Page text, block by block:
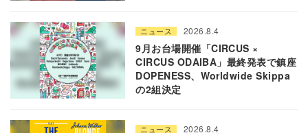
ニュース 2026.8.4
9月お台場開催「CIRCUS ×
CIRCUS ODAIBA」最終発表で鎮座
DOPENESS、Worldwide Skippa
の2組決定
ニュース 2026.8.4